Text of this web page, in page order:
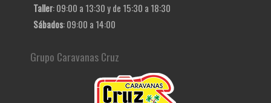
Taller: 09:00 a 13:30 y de 15:30 a 18:30
Sábados: 09:00 a 14:00
Grupo Caravanas Cruz